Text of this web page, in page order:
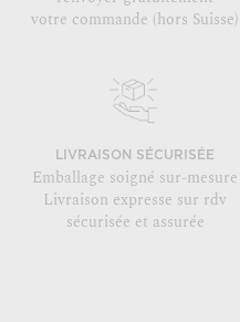
votre commande (hors Suisse)
LIVRAISON SÉCURISÉE
Emballage soigné sur-mesure
Livraison expresse sur rdv
sécurisée et assurée